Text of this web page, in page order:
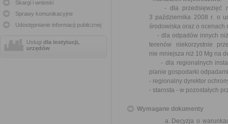
Skargi i wnioski
Sprawy komunikacyjne
Udostępnianie informacji publicznej
Usługi dla instytucji,
urzędów
- dla przedsięwzięć
3 października 2008 r. o
środowiska oraz o ocenach
- dla odpadów innych niż
terenów niekorzystnie
nie mniejsza niż 10 Mg na
- dla regionalnych
planie gospodarki
- regionalny dyrektor
- starosta - w pozostałych
Wymagane dokumenty
Decyzja o